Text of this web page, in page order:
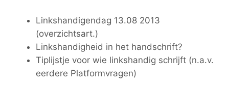
Linkshandigendag 13.08 2013
(overzichtsart.)
Linkshandigheid in het handschrift?
Tiplijstje voor wie linkshandig schrijft (n.a.v.
eerdere Platformvragen)